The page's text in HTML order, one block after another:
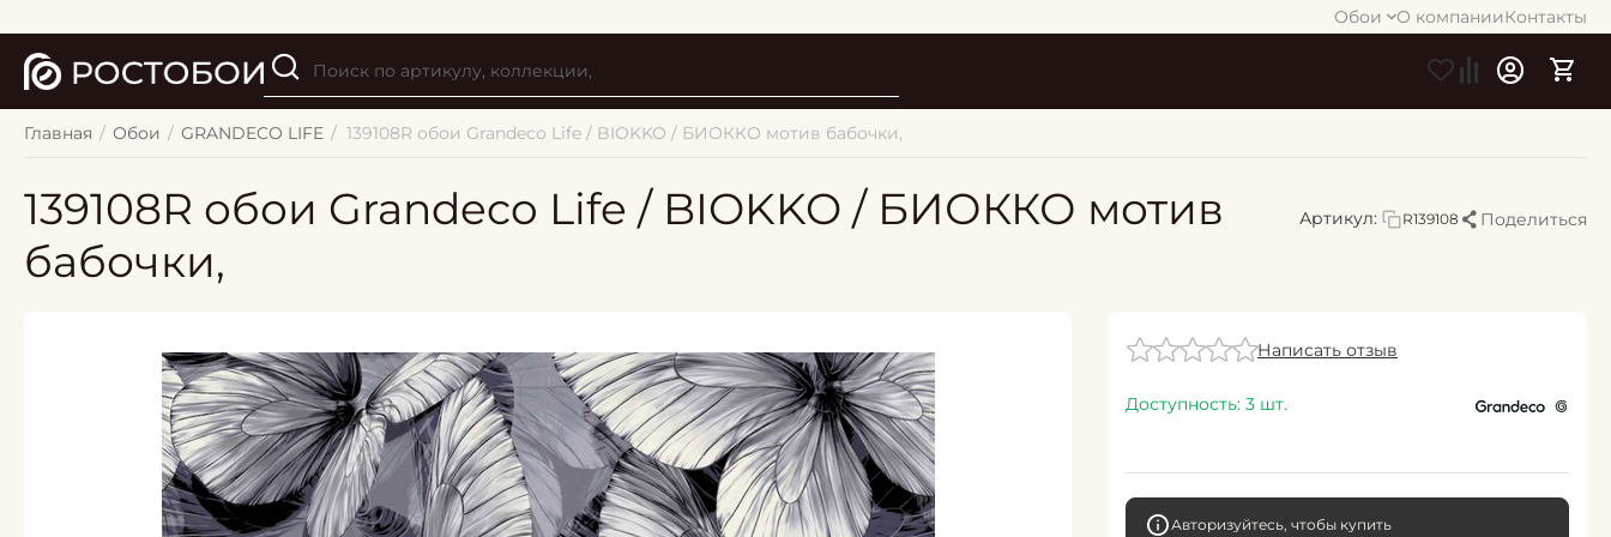
Обои О компанииКонтакты
Главная / Обои / GRANDECO LIFE / 139108R обои Grandeco Life / BIOKKO / БИОККО мотив бабочки,
139108R обои Grandeco Life / BIOKKO / БИОККО мотив
бабочки,
Артикул: R139108 Поделиться
Написать отзыв
Доступность: 3 шт.
Авторизуйтесь, чтобы купить